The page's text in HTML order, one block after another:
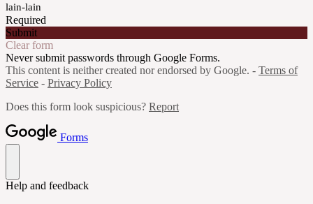
lain-lain
Required
Submit
Clear form
Never submit passwords through Google Forms.
This content is neither created nor endorsed by Google. - Terms of
Service - Privacy Policy
Does this form look suspicious? Report
Forms
Help and feedback